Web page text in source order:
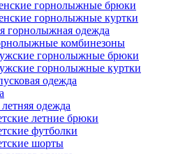
горнолыжные брюки
горнолыжные куртки
горнолыжная одежда
комбинезоны
горнолыжные брюки
горнолыжные куртки
одежда
одежда
летние брюки
футболки
шорты